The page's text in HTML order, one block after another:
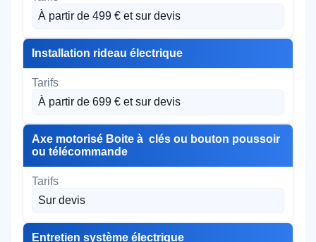
À partir de 499 € et sur devis
Installation rideau électrique
À partir de 699 € et sur devis
Axe motorisé Boite à clés ou bouton poussoir
ou télécommande
Sur devis
Entretien système électrique